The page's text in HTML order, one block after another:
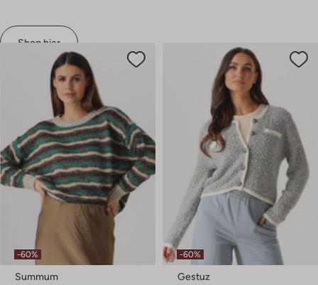
Shop hier
-60%
Summum
-60%
Gestuz